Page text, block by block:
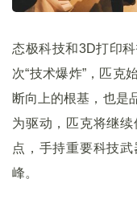
态极科技和3D打印
次“技术爆炸”，匹克
断向上的根基，也是
为驱动，匹克将继
点，手持重要科技
峰。